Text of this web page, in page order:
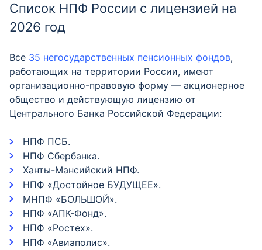
Список НПФ России с лицензией на
2026 год
Все 35 негосударственных пенсионных фондов,
работающих на территории России, имеют
организационно-правовую форму — акционерное
общество и действующую лицензию от
Центрального Банка Российской Федерации:
НПФ ПСБ.
НПФ Сбербанка.
Ханты-Мансийский НПФ.
НПФ «Достойное БУДУЩЕЕ».
МНПФ «БОЛЬШОЙ».
НПФ «АПК-Фонд».
НПФ «Ростех».
НПФ «Авиаполис».